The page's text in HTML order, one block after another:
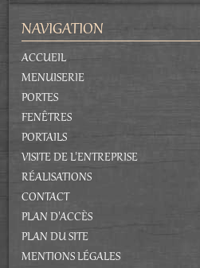
NAVIGATION
ACCUEIL
MENUISERIE
PORTES
FENÊTRES
PORTAILS
VISITE DE L'ENTREPRISE
RÉALISATIONS
CONTACT
PLAN D'ACCÈS
PLAN DU SITE
MENTIONS LÉGALES